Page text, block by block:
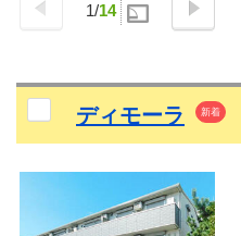
1/14
ディモーラ 新着